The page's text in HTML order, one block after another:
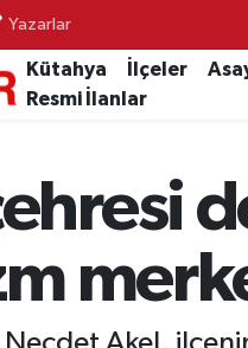
Yazarlar
Kütahya İlçeler
Resmi İlanlar
Necdet Akel,